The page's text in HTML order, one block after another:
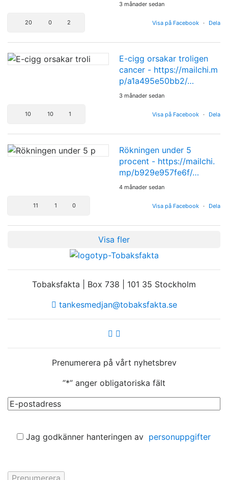
3 månader sedan
Visa på Facebook · Dela
20 0 2
E-cigg orsakar troligen
cancer - https://mailchi.m
p/a1a495e50bb2/…
3 månader sedan
Visa på Facebook · Dela
10 10 1
Rökningen under 5
procent - https://mailchi.
mp/b929e957fe6f/…
4 månader sedan
Visa på Facebook · Dela
11 1 0
Visa fler
Tobaksfakta | Box 738 | 101 35 Stockholm
tankesmedjan@tobaksfakta.se
Prenumerera på vårt nyhetsbrev
”*” anger obligatoriska fält
Samtycke
Jag godkänner hanteringen av personuppgifter